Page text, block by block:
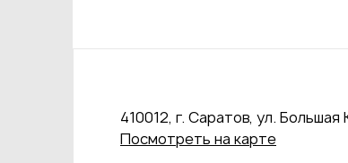
410012, г. Саратов, ул. Большая
Посмотреть на карте